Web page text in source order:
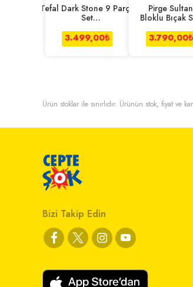
Tefal Dark Stone 9 Parça
Set
3.499,00₺
Pirge Sultan
Bloklu Bıçak
3.790,00₺
Ürün stoklar ile sınırlıdır. Ürünün stok, fiyat ve
Bizi Takip Edin